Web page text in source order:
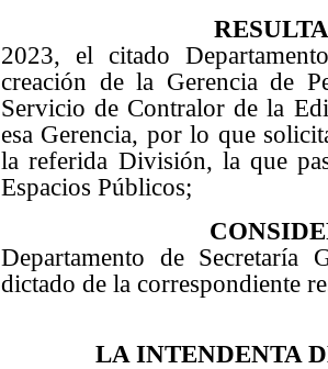
2023, el citado
creación de la Gerencia de
Servicio de Contralor de la
esa Gerencia, por lo que
la referida División, la que
Espacios Públicos;
Departamento de Secretaría
dictado de la correspondiente
LA INTENDENTA